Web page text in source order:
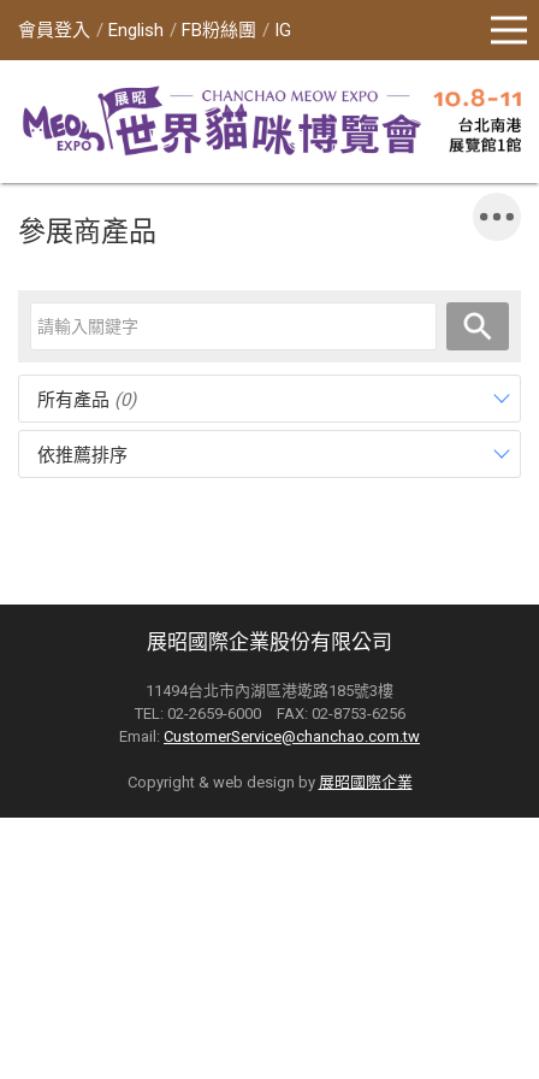
會員登入 English FB粉絲團 IG
參展商產品
所有產品 (0)
依推薦排序
展昭國際企業股份有限公司
11494台北市內湖區港墘路185號3樓
TEL: 02-2659-6000 FAX: 02-8753-6256
Email: CustomerService@chanchao.com.tw
Copyright & web design by 展昭國際企業